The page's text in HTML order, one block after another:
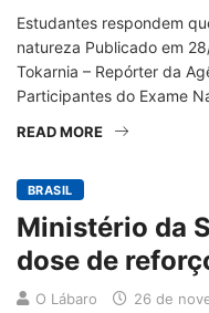
Estudantes respondem
natureza Publicado em
Tokarnia – Repórter da
Participantes do Exame
READ MORE
BRASIL
Ministério da
dose de
O Lábaro 26 de